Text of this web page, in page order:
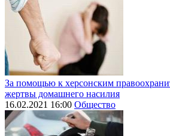
За помощью к херсонским
жертвы домашнего насилия
16.02.2021 16:00 Общество